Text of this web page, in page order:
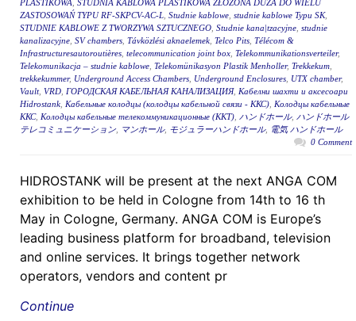
PLASTIKOWA STUDNIA KABLOWA PLASTIKOWA ZŁOŻONA DUŻA DO WIELU
ZASTOSOWAŃ TYPU RF-SKPCV-AC-L Studnie kablowe studnie kablowe Typu SK,
STUDNIE KABLOWE Z TWORZYWA SZTUCZNEGO Studnie kana|tzacyjne studnie
kanalizacyjne SV chambers Távközlési aknaelemek Telco Pits Télécom &
Infrastructuresautoroutières telecommunication joint box Telekommunikationsverteiler,
Telekomunikacja – studnie kablowe Telekomünikasyon Plastik Menholler, Trekkekum
trekkekummer, Underground Access Chambers Underground Enclosures UTX chamber,
Vault, VRD ГОРОДСКАЯ КАБЕЛЬНАЯ КАНАЛИЗАЦИЯ, Кабелни шахти и аксесоари
Hidrostank Кабельные колодцы (колодцы кабельной связи - ККС) Колодцы кабельные
ККС, Колодцы кабельные телекоммуникационные (ККТ) ハンドホール, ハンドホール
テレコミュニケーション
マンホール, モジュラーハンドホール, 電気 ハンドホール
0 Comment
HIDROSTANK will be present at the next ANGA COM
exhibition to be held in Cologne from 14th to 16 th
May in Cologne, Germany. ANGA COM is Europe’s
leading business platform for broadband, television
and online services. It brings together network
operators, vendors and content pr
Continue